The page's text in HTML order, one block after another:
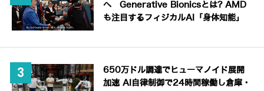
へ Generative Bionicsとは? AMD
も注目するフィジカルAI「身体知能」
650万ドル調達でヒューマノイド展開
加速 AI自律制御で24時間稼働し倉庫・